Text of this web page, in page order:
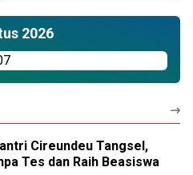
2026
Cireundeu Tangsel,
Tes dan Raih Beasiswa